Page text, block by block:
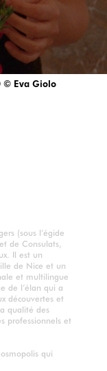
© Eva Giolo
(sous l’égide
de Consulats,
Il est un
de Nice et un
et multilingue
de l’élan qui a
découvertes et
qualité des
professionnels et
qui